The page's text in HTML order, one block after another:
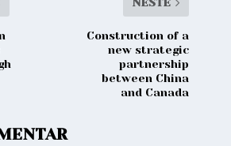
NESTE
Construction of a
new strategic
partnership
between China
and Canada